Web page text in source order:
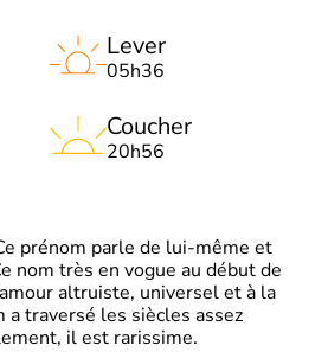
Lever
05h36
Coucher
20h56
prénom parle de lui-même et
nom très en vogue au début de
altruiste, universel et à la
a traversé les siècles assez
il est rarissime.